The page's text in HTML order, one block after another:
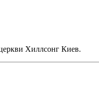
Хиллсонг Киев.